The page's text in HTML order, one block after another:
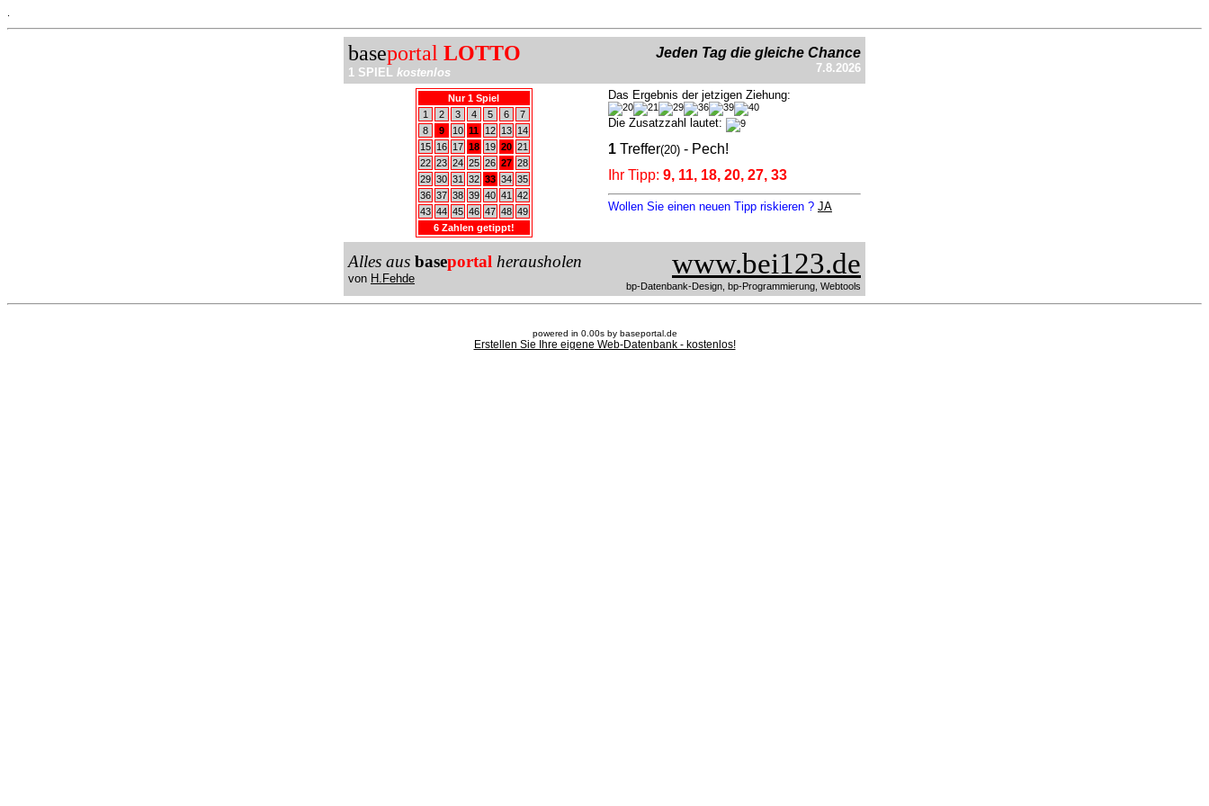
baseportal LOTTO
1 SPIEL kostenlos
Jeden Tag die gleiche Chance
7.8.2026
Nur 1 Spiel
1
2 3 4 5 6
7
8
9 10 11 12 13
14
15
16 17 18 19 20 21
22 23 24 25 26 27 28
29 30 31 32 33 34 35
36 37 38 39 40 41
42
43 44 45 46 47 48 49
6 Zahlen getippt!
Das Ergebnis der jetzigen Ziehung:
Die Zusatzzahl lautet:
1 Treffer(20) - Pech!
Ihr Tipp: 9, 11, 18, 20, 27, 33
Wollen Sie einen neuen Tipp riskieren ? JA
Alles aus baseportal herausholen
von H.Fehde www.bei123.de
bp-Datenbank-Design, bp-Programmierung, Webtools
powered in 0.00s by baseportal.de
Erstellen Sie Ihre eigene Web-Datenbank - kostenlos!